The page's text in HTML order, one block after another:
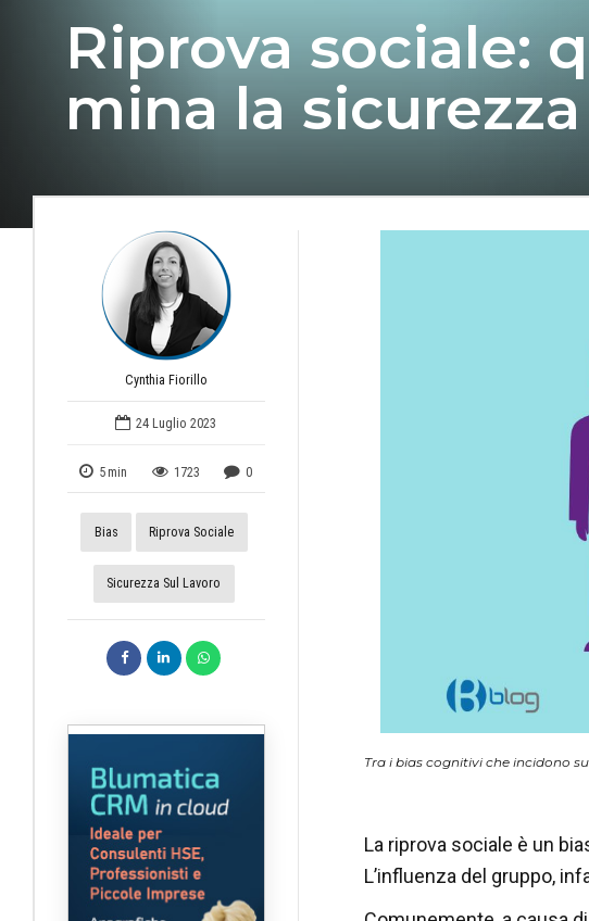
Riprova sociale:
mina la
Cynthia Fiorillo
24 Luglio 2023
5 min 1723 0
Bias Riprova Sociale
Sicurezza Sul Lavoro
Tra i bias cognitivi che incidono
La riprova sociale è un
L’influenza del gruppo,